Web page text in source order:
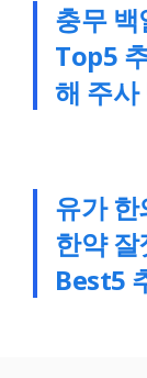
충무 백
Top5
해 주사
유가
한약
Best5